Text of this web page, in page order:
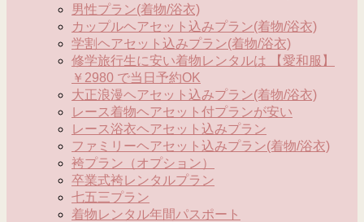
男性プラン(着物/浴衣)
カップルヘアセット込みプラン(着物/浴衣)
学割ヘアセット込みプラン(着物/浴衣)
修学旅行生に安い着物レンタルは 【愛和服】
￥2980 で当日予約OK
大正浪漫ヘアセット込みプラン(着物/浴衣)
レース着物ヘアセット付プランが安い
レース浴衣ヘアセット込みプラン
ファミリーヘアセット込みプラン(着物/浴衣)
袴プラン（オプション）
卒業式袴レンタルプラン
七五三プラン
着物レンタル年間パスポート